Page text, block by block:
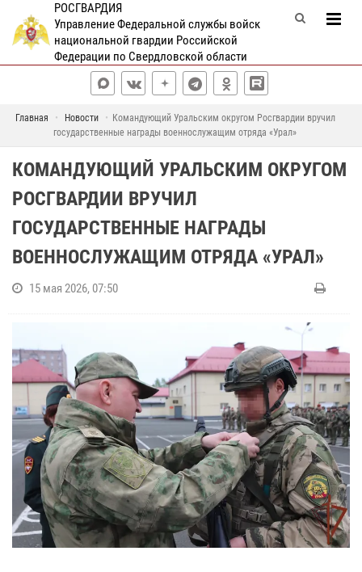
РОСГВАРДИЯ
Управление Федеральной службы войск
национальной гвардии Российской
Федерации по Свердловской области
Главная Новости
Командующий Уральским округом Росгвардии вручил
государственные награды военнослужащим отряда «Урал»
КОМАНДУЮЩИЙ УРАЛЬСКИМ ОКРУГОМ
РОСГВАРДИИ ВРУЧИЛ
ГОСУДАРСТВЕННЫЕ НАГРАДЫ
ВОЕННОСЛУЖАЩИМ ОТРЯДА «УРАЛ»
15 мая 2026, 07:50